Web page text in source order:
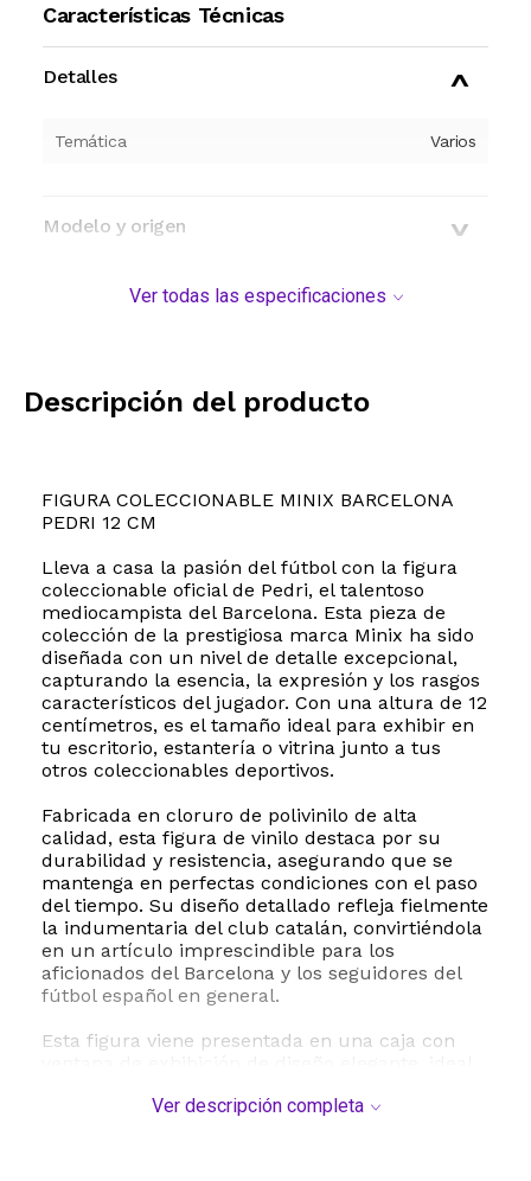
Características Técnicas
Detalles
Temática Varios
Modelo y origen
Ver todas las especificaciones
Descripción del producto
FIGURA COLECCIONABLE MINIX BARCELONA
PEDRI 12 CM
Lleva a casa la pasión del fútbol con la figura
coleccionable oficial de Pedri, el talentoso
mediocampista del Barcelona. Esta pieza de
colección de la prestigiosa marca Minix ha sido
diseñada con un nivel de detalle excepcional,
capturando la esencia, la expresión y los rasgos
característicos del jugador. Con una altura de 12
centímetros, es el tamaño ideal para exhibir en
tu escritorio, estantería o vitrina junto a tus
otros coleccionables deportivos.
Fabricada en cloruro de polivinilo de alta
calidad, esta figura de vinilo destaca por su
durabilidad y resistencia, asegurando que se
mantenga en perfectas condiciones con el paso
del tiempo. Su diseño detallado refleja fielmente
la indumentaria del club catalán, convirtiéndola
en un artículo imprescindible para los
aficionados del Barcelona y los seguidores del
fútbol español en general.
Esta figura viene presentada en una caja con
piezas intactas en su empaque original. Es un
Ver descripción completa